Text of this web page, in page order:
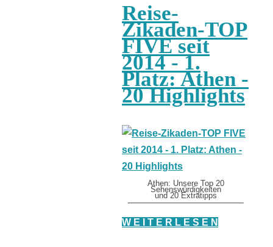
Reise-
Zikaden-TOP
FIVE seit
2014 - 1.
Platz: Athen -
20 Highlights
Athen: Unsere Top 20
Sehenswürdigkeiten
und 20 Extratipps
W E I T E R L E S E N